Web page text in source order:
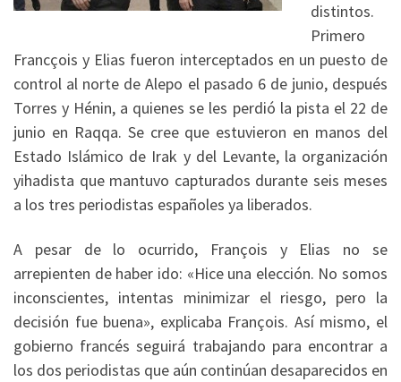
distintos.
Primero
Francçois y Elias fueron interceptados en un puesto de
control al norte de Alepo el pasado 6 de junio, después
Torres y Hénin, a quienes se les perdió la pista el 22 de
junio en Raqqa. Se cree que estuvieron en manos del
Estado Islámico de Irak y del Levante, la organización
yihadista que mantuvo capturados durante seis meses
a los tres periodistas españoles ya liberados.
A pesar de lo ocurrido, François y Elias no se
arrepienten de haber ido: «Hice una elección. No somos
inconscientes, intentas minimizar el riesgo, pero la
decisión fue buena», explicaba François. Así mismo, el
gobierno francés seguirá trabajando para encontrar a
los dos periodistas que aún continúan desaparecidos en